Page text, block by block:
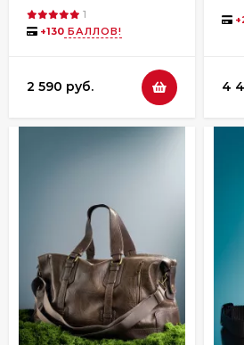
1
+130 БАЛЛОВ!
2 590 руб.
+
4